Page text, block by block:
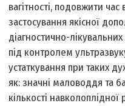
вагітності, подовжити
застосування якісної
діагностично-
під контролем
устаткування при таких
як: значні маловоддя та
кількості